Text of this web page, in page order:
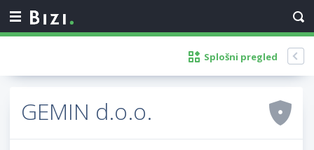
Splošni pregled
GEMIN d.o.o.